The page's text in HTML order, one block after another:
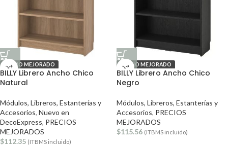
PRECIO MEJORADO
BILLY Librero Ancho Chico
Natural
Módulos, Libreros, Estanterías y
Accesorios, Nuevo en
DecoExpress, PRECIOS
MEJORADOS
$112.35 (ITBMS incluido)
PRECIO MEJORADO
BILLY Librero Ancho Chico
Negro
Módulos, Libreros, Estanterías y
Accesorios, PRECIOS
MEJORADOS
$115.56 (ITBMS incluido)